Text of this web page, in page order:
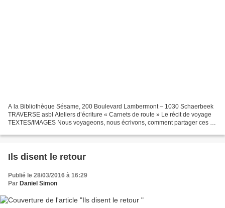
A la Bibliothèque Sésame, 200 Boulevard Lambermont – 1030 Schaerbeek
TRAVERSE asbl Ateliers d’écriture « Carnets de route » Le récit de voyage
TEXTES/IMAGES Nous voyageons, nous écrivons, comment partager ces «
Ils disent le retour
Publié le 28/03/2016 à 16:29
Par Daniel Simon